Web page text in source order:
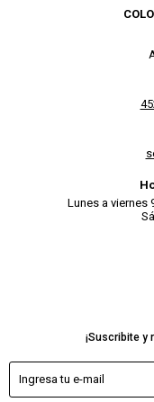
¡Suscribite y
Lunes a viernes